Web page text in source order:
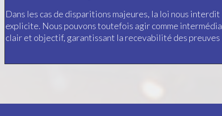
Dans les cas de disparitions majeures, la loi nous
explicite. Nous pouvons toutefois agir comme
clair et objectif, garantissant la recevabilité des